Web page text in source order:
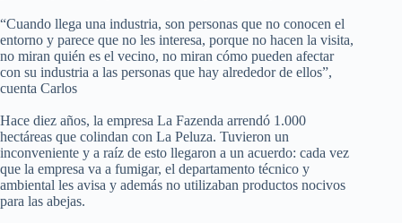
“Cuando llega una industria, son personas que no conocen el
entorno y parece que no les interesa, porque no hacen la visita,
no miran quién es el vecino, no miran cómo pueden afectar
con su industria a las personas que hay alrededor de ellos”,
cuenta Carlos
Hace diez años, la empresa La Fazenda arrendó 1.000
hectáreas que colindan con La Peluza. Tuvieron un
inconveniente y a raíz de esto llegaron a un acuerdo: cada vez
que la empresa va a fumigar, el departamento técnico y
ambiental les avisa y además no utilizaban productos nocivos
para las abejas.